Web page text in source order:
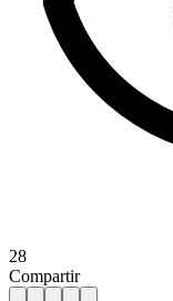
28
Compartir